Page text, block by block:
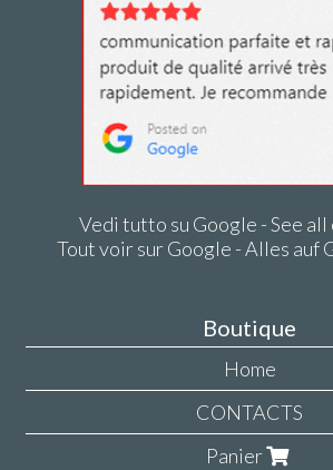
Vedi tutto su Google - See all
Tout voir sur Google - Alles auf
Boutique
Home
CONTACTS
Panier